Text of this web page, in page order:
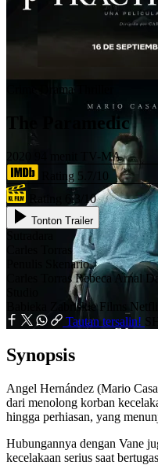
Drama
The Paramedic
TV-MA
Rating 5.7/10
Rating 6.3/10
Tonton Trailer
Penulis Skenario
Carles Torras Rebeca Arnal
Zabriskie Films
Tautan tersalin!
Synopsis
Angel Hernández (Mario
dari menolong korban
hingga perhiasan, yang
Hubungannya dengan Vane
kecelakaan serius saat